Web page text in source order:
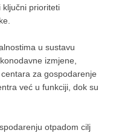
ključni prioriteti
u sustavu
izmjene,
za gospodarenje
već u funkciji, dok su
otpadom cilj